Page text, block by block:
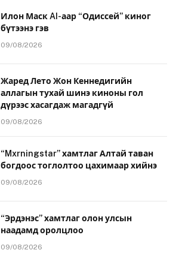
Илон Маск AI-аар “Одиссей” киног
бүтээнэ гэв
09/08/2026
Жаред Лето Жон Кеннедигийн
аллагын тухай шинэ киноны гол
дүрээс хасагдаж магадгүй
09/08/2026
“Mxrningstar” хамтлаг Алтай таван
богдоос тоглолтоо цахимаар хийнэ
09/08/2026
“Эрдэнэс” хамтлаг олон улсын
наадамд оролцлоо
09/08/2026